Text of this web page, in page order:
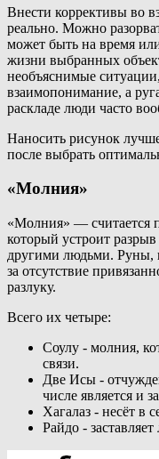
Внести коррективы во
реально. Можно
может быть на время
жизни выбранных
необъяснимые
взаимопонимание, а
раскладе люди часто
Наносить рисунок
после выбрать
«Молния»
«Молния» — считается
который устроит
другими людьми. Руны,
за отсутствие
разлуку.
Всего их четыре:
Соулу - молния,
связи.
Две Исы -
числе является и
Хагалаз - несёт в
Райдо -